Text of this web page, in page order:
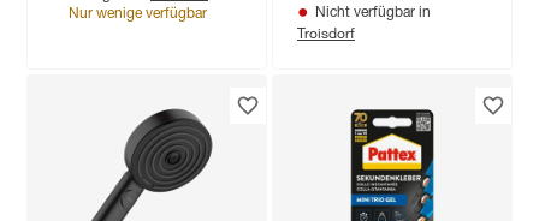
Nur wenige verfügbar
Nicht verfügbar in
Troisdorf